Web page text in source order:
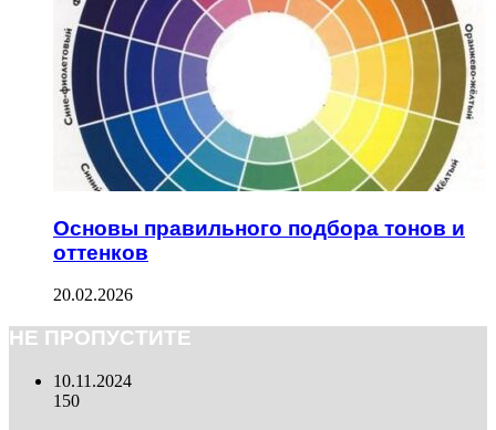
Основы правильного подбора тонов и
оттенков
20.02.2026
НЕ ПРОПУСТИТЕ
10.11.2024
150